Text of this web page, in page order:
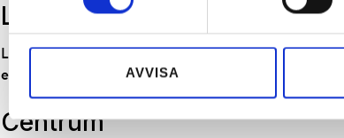
AVVISA
Lillprinsen
Lillprinsen is located high up on the mountain at the
exciting slalom course , the tree hunt and if you
Centrum